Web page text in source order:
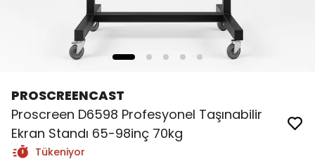
PROSCREENCAST
Proscreen D6598 Profesyonel Taşınabilir
Ekran Standı 65-98inç 70kg
Tükeniyor